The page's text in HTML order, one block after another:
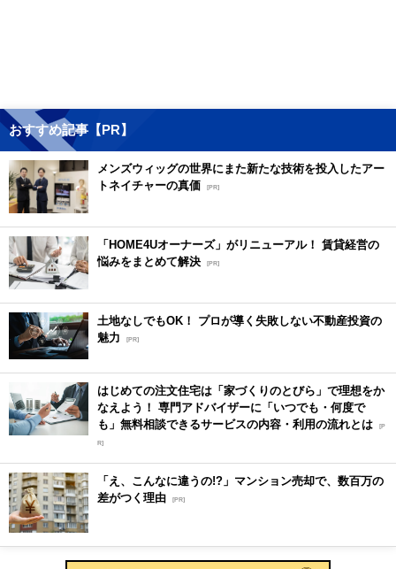
おすすめ記事【PR】
メンズウィッグの世界にまた新たな技術を投入したアー
トネイチャーの真価 [PR]
「HOME4Uオーナーズ」がリニューアル！ 賃貸経営の
悩みをまとめて解決 [PR]
土地なしでもOK！ プロが導く失敗しない不動産投資の
魅力
[PR]
はじめての注文住宅は「家づくりのとびら」で理想をか
なえよう！ 専門アドバイザーに「いつでも・何度で
も」無料相談できるサービスの内容・利用の流れとは [P
R]
「え、こんなに違うの!?」マンション売却で、数百万の
差がつく理由 [PR]